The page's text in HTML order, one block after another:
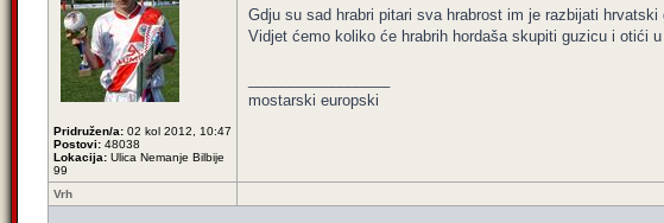
Pridružen/a: 02 kol 2012, 10:47
Postovi: 48038
Lokacija: Ulica Nemanje Bilbije
99
Gdju su sad hrabri pitari sva hrabrost im je razbijati
Vidjet ćemo koliko će hrabrih hordaša skupiti guzicu i otići
mostarski europski
Vrh